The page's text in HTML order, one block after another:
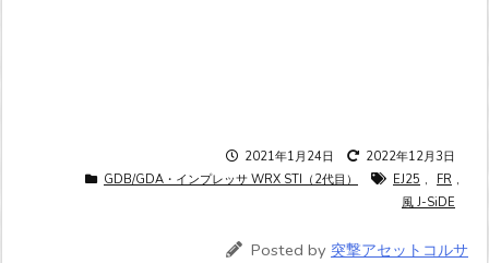
2021年1月24日
2022年12月3日
GDB/GDA・インプレッサ WRX STI（2代目）
EJ25 , FR ,
風 J-SiDE
Posted by 突撃アセットコルサ